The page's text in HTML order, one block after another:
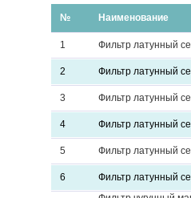
№ Наименование
1 Фильтр латунный
2 Фильтр латунный
3 Фильтр латунный
4 Фильтр латунный
5 Фильтр латунный
6 Фильтр латунный